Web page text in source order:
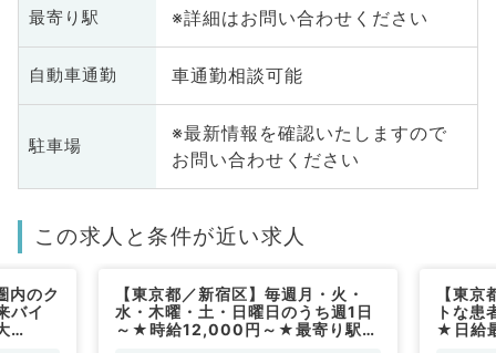
最寄り駅 ※詳細はお問い合わせください
自動車通勤 車通勤相談可能
駐車場
※最新情報を確認いたしますので
お問い合わせください
この求人と条件が近い求人
内のク
バイ
【東京都／新宿区】毎週月・火・
水・木曜・土・日曜日のうち週1日
～★時給12,000円～★最寄り駅か
【東
トな患
★日給